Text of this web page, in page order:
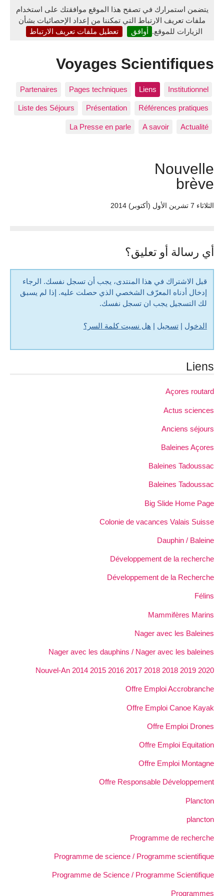
يتضمن استمرارك في تصفح هذا الموقع موافقتك على استخدام
ملفات تعريف الارتباط التي تمكننا من إعداد الإحصائيات بشأن
الزيارات للموقع. أوافق تعطيل ملفات تعريف الارتباط
Voyages Scientifiques
Institutionnel
Liens
Pages techniques
Partenaires
Références pratiques
Présentation
Liste des Séjours
Actualité
A savoir
La Presse en parle
Nouvelle
brève
الثلاثاء 7 تشرين الأول (أكتوبر) 2014
أي رسالة أو تعليق؟
قبل الاشتراك في هذا المنتدى، يجب أن تسجل نفسك. الرجاء
إدخال أدناه المعرّف الشخصي الذي حصلت عليه. إذا لم يسبق
لك التسجيل يجب ان تسجل نفسك.
الدخول تسجيل هل نسيت كلمة السر؟
Liens
Açores routard
Actus sciences
Anciens séjours
Baleines Açores
Baleines Tadoussac
Baleines Tadoussac
Big Slide Home Page
Colonie de vacances Valais Suisse
Dauphin / Baleine
Développement de la recherche
Développement de la Recherche
Félins
Mammifères Marins
Nager avec les Baleines
Nager avec les dauphins / Nager avec les baleines
Nouvel-An 2014 2015 2016 2017 2018 2018 2019 2020
Offre Emploi Accrobranche
Offre Emploi Canoe Kayak
Offre Emploi Drones
Offre Emploi Equitation
Offre Emploi Montagne
Offre Responsable Développement
Plancton
plancton
Programme de recherche
Programme de science / Programme scientifique
Programme de Science / Programme Scientifique
Programmes